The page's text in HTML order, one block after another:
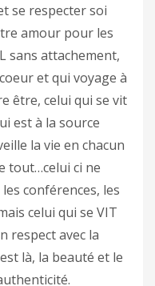
se respecter soi
amour pour les
sans attachement,
et qui voyage à
être, celui qui se vit
est à la source
la vie en chacun
tout…celui ci ne
conférences, les
celui qui se VIT
respect avec la
là, la beauté et le